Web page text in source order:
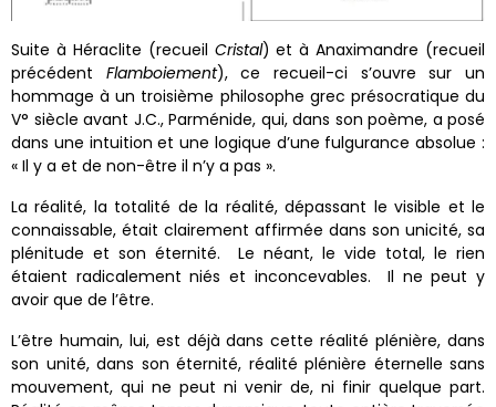
Suite à Héraclite (recueil Cristal) et à Anaximandre (recueil
précédent Flamboiement), ce recueil-ci s’ouvre sur un
hommage à un troisième philosophe grec présocratique du
V° siècle avant J.C., Parménide, qui, dans son poème, a posé
dans une intuition et une logique d’une fulgurance absolue :
« Il y a et de non-être il n’y a pas ».
La réalité, la totalité de la réalité, dépassant le visible et le
connaissable, était clairement affirmée dans son unicité, sa
plénitude et son éternité. Le néant, le vide total, le rien
étaient radicalement niés et inconcevables. Il ne peut y
avoir que de l’être.
L’être humain, lui, est déjà dans cette réalité plénière, dans
son unité, dans son éternité, réalité plénière éternelle sans
mouvement, qui ne peut ni venir de, ni finir quelque part.